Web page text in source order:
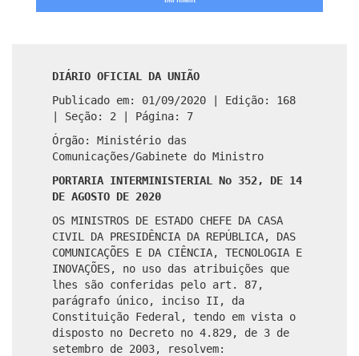
DIÁRIO OFICIAL DA UNIÃO
Publicado em: 01/09/2020 | Edição: 168
| Seção: 2 | Página: 7
Órgão: Ministério das
Comunicações/Gabinete do Ministro
PORTARIA INTERMINISTERIAL No 352, DE 14
DE AGOSTO DE 2020
OS MINISTROS DE ESTADO CHEFE DA CASA
CIVIL DA PRESIDÊNCIA DA REPÚBLICA, DAS
COMUNICAÇÕES E DA CIÊNCIA, TECNOLOGIA E
INOVAÇÕES, no uso das atribuições que
lhes são conferidas pelo art. 87,
parágrafo único, inciso II, da
Constituição Federal, tendo em vista o
disposto no Decreto no 4.829, de 3 de
setembro de 2003, resolvem: